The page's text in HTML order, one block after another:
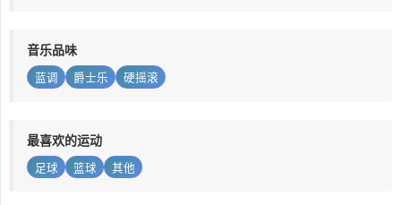
音乐品味
蓝调 爵士乐 硬摇滚
最喜欢的运动
足球 篮球 其他